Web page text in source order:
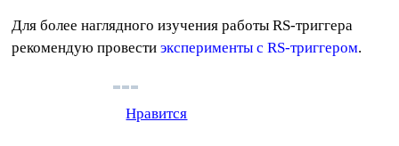
Для более наглядного изучения работы RS-триггера
рекомендую провестиэксперименты с RS-триггером.
Нравится